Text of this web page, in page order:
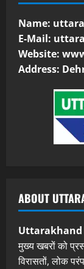
Name:
E-Mail:
Website:
Address:
ABOUT
Uttarakhand
मुख्य खबरों को
विरासतों, लोक